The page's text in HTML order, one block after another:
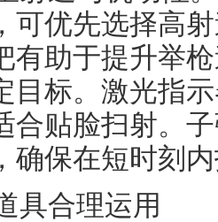
可优先选择高
有助于提升举
目标。激光指
合贴脸扫射。
确保在短时刻
具合理运用